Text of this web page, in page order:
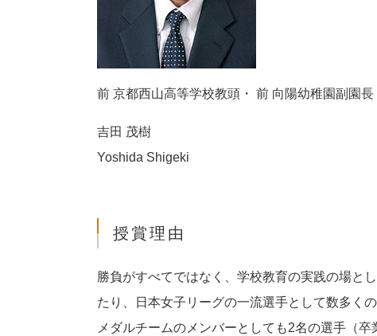
前 京都西山高等学校教頭・ 前 向陽幼稚園副園
吉田 茂樹
Yoshida Shigeki
授賞理由
勝負がすべてではなく、学校教育の実践の場と
たり、日本女子リーグの一流選手として数多く
メダルチームのメンバーとしても2名の選手（